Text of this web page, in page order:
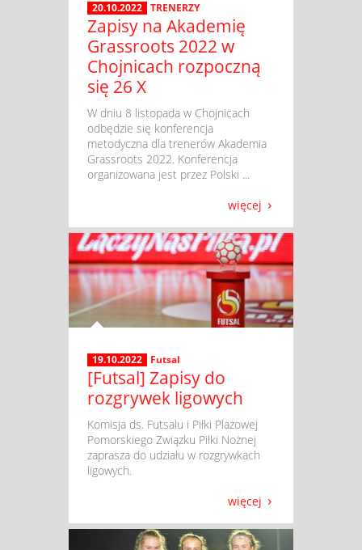
20.10.2022 TRENERZY
Zapisy na Akademię
Grassroots 2022 w
Chojnicach rozpoczną
się 26 X
​ W dniu 8 listopada w Chojnicach
odbędzie się konferencja
metodyczna dla trenerów Akademia
Grassroots 2022. Konferencja
organizowana jest przez Polski ...
więcej
19.10.2022 Futsal
[Futsal] Zapisy do
rozgrywek ligowych
​ Komisja ds. Futsalu i Piłki Plażowej
Pomorskiego Związku Piłki Nożnej
zaprasza do udziału w rozgrywkach
ligowych.
więcej